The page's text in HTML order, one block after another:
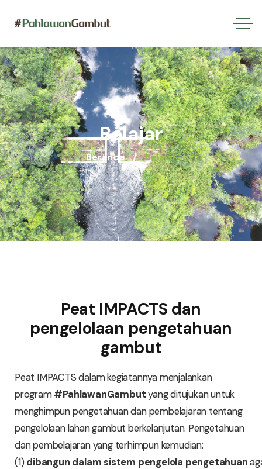
Belajar
Beranda Belajar
Peat IMPACTS dan
pengelolaan pengetahuan
gambut
Peat IMPACTS dalam kegiatannya menjalankan
program#PahlawanGambutyang ditujukan untuk
menghimpun pengetahuan dan pembelajaran tentang
pengelolaan lahan gambut berkelanjutan. Pengetahuan
dan pembelajaran yang terhimpun kemudian:
(1)dibangun dalam sistem pengelola pengetahuan